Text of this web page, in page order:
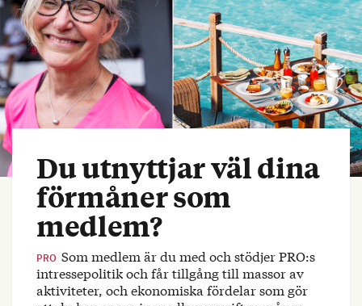
Du utnyttjar väl dina
förmåner som
medlem?
PRO Som medlem är du med och stödjer PRO:s
intressepolitik och får tillgång till massor av
aktiviteter, och ekonomiska fördelar som gör